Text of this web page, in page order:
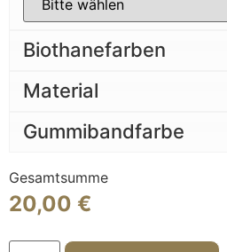
Biothanefarben
Material
Gummibandfarbe
Gesamtsumme
20,00 €